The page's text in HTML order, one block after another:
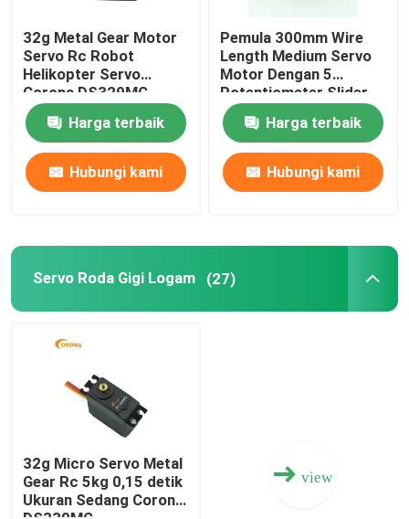
Motor servo mini
Motor Servo Standar
Motor Servo Sedang
Motor Servo Digital
Penerima JR DMSS
Penerima Cepat Futaba 2.4 Ghz
32g Metal Gear Motor
Servo Rc Robot
Helikopter Servo
Corona DS329MG
Harga terbaik
Hubungi kami
Pemula 300mm Wire
Length Medium Servo
Motor Dengan 5
Potentiometer Slider
dan 4.2kg Stall Torque
Harga terbaik
Hubungi kami
Servo Roda Gigi Logam (27)
32g Micro Servo Metal
Gear Rc 5kg 0,15 detik
Ukuran Sedang Corona
view